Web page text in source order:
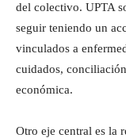
del colectivo. UPTA
seguir teniendo un
vinculados a
cuidados,
económica.
Otro eje central es la